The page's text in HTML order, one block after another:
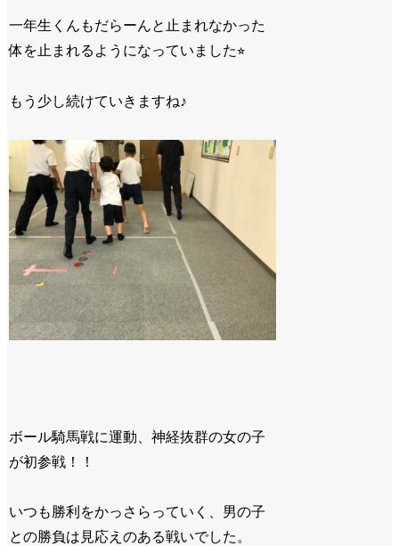
一年生くんもだらーんと止まれなかった
体を止まれるようになっていました⭐︎
もう少し続けていきますね♪
ボール騎馬戦に運動、神経抜群の女の子
が初参戦！！
いつも勝利をかっさらっていく、男の子
との勝負は見応えのある戦いでした。